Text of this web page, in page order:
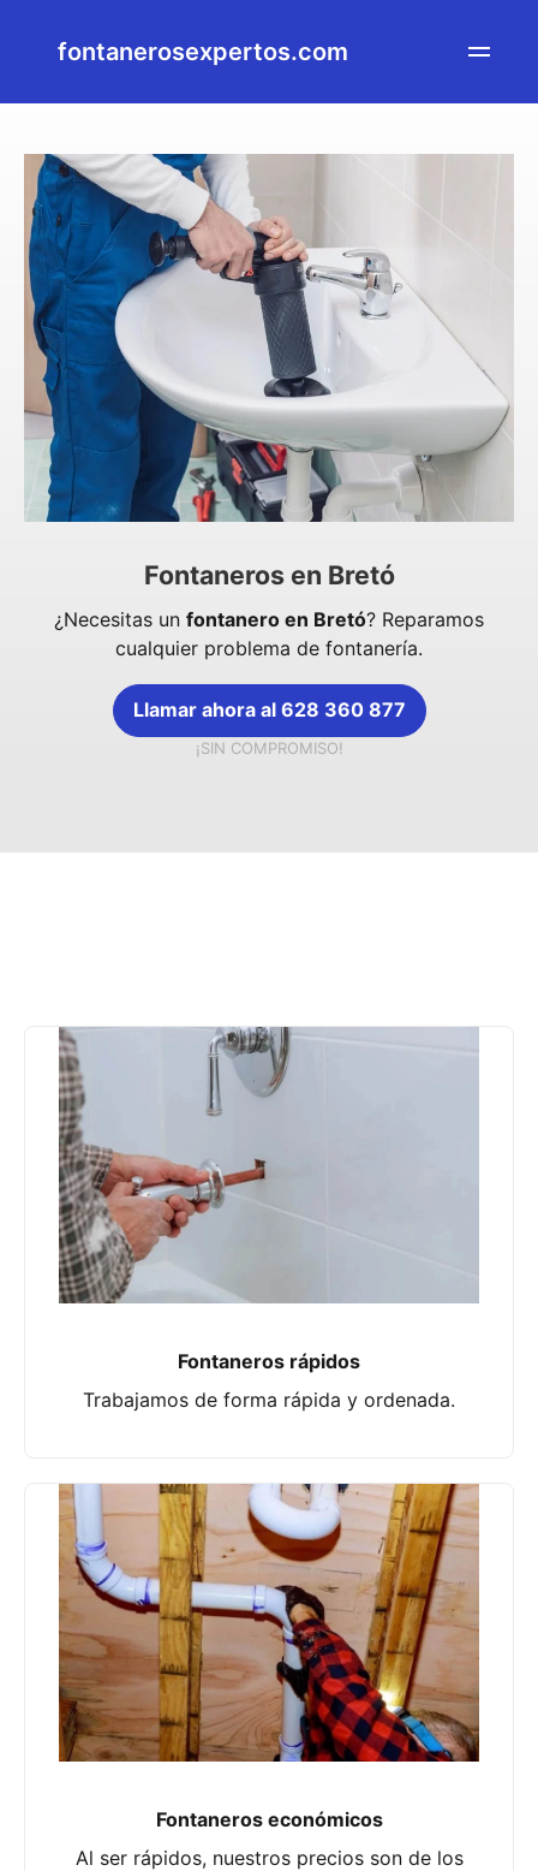
fontanerosexpertos.com
Fontaneros en Bretó
¿Necesitas un fontanero en Bretó? Reparamos
cualquier problema de fontanería.
Llamar ahora al 628 360 877
¡SIN COMPROMISO!
Fontaneros rápidos
Trabajamos de forma rápida y ordenada.
Fontaneros económicos
Al ser rápidos, nuestros precios son de los